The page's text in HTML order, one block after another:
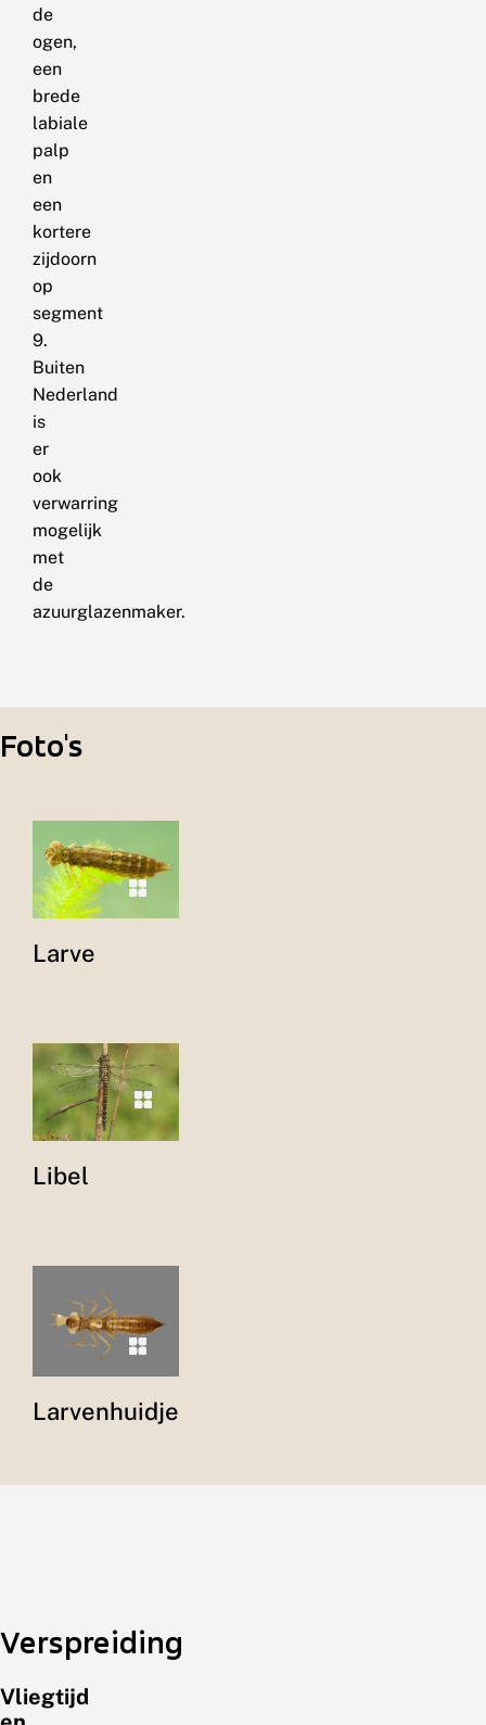
de
ogen,
een
brede
labiale
palp
en
een
kortere
zijdoorn
op
segment
9.
Buiten
Nederland
is
er
ook
verwarring
mogelijk
met
de
azuurglazenmaker.
Foto's
Larve
Libel
Larvenhuidje
Verspreiding
Vliegtijd